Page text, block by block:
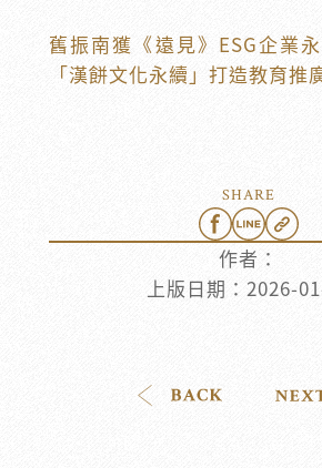
舊振南獲《遠見》ESG企業
「漢餅文化永續」打造教育推
作者：
上版日期： 2026-
SHARE